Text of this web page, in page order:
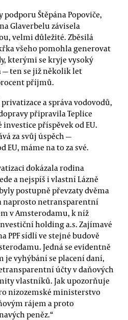
podporu Štěpána Popoviče,
Glaverbelu závisela
velmi důležité. Zběsilá
všeho pomohla generovat
kterými se kryje vysoký
— ten se již několik let
příjmů.
a správa vodovodů,
připravila Teplice
příspěvek od EU.
za svůj úspěch —
EU, máme na to za své.
dokázala rodina
a nejspíš i vlastní Lázně
byly postupně převzaty dvěma
naprosto netransparentní
v Amsterodamu, k níž
holding a.s. Zajímavé
PPF sídlí ve stejné budově
Jedná se evidentně
vyhýbání se placení daní,
účty v daňových
vlastníků. Jak upozorňuje
nizozemské ministerstvo
rájem a proto
peněz.“